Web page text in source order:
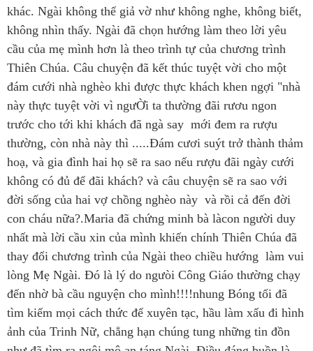
khác. Ngài không thể giả vờ như không nghe, không biết,
không nhìn thấy. Ngài đã chọn hướng làm theo lời yêu
cầu của mẹ mình hơn là theo trình tự của chương trình
Thiên Chúa. Câu chuyện đã kết thúc tuyệt vời cho một
đám cưới nhà nghèo khi được thực khách khen ngợi "nhà
này thực tuyệt vời vì ngưỜi ta thường đãi rươu ngon
trước cho tới khi khách đã ngà say mới đem ra rượu
thường, còn nhà này thì .....Đám cươi suýt trở thành thảm
hoạ, và gia đình hai họ sẽ ra sao nếu rượu đãi ngày cưới
không có đủ để đãi khách? và câu chuyện sẽ ra sao với
đời sống của hai vợ chồng nghèo này và rồi cả đến đời
con cháu nữa?.Maria đã chứng minh bà làcon người duy
nhất mà lời cầu xin của mình khiến chính Thiên Chúa đã
thay đổi chương trình của Ngài theo chiều hướng làm vui
lòng Mẹ Ngài. Đó là lý do ngưòi Công Giáo thường chạy
đến nhờ bà cầu nguyện cho mình!!!!nhung Bóng tối đã
tìm kiếm mọi cách thức để xuyên tạc, hầu làm xấu đi hình
ảnh của Trinh Nữ, chẳng hạn chúng tung những tin đồn